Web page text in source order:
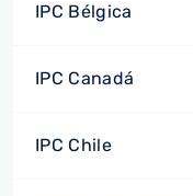
IPC Bélgica
IPC Canadá
IPC Chile